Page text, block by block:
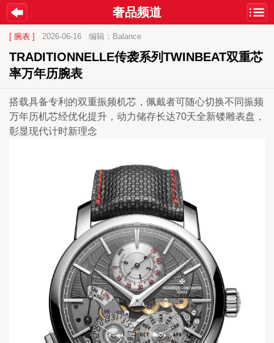
奢品频道
[ 腕表 ] 2026-06-16 编辑：Balance
TRADITIONNELLE传袭系列TWINBEAT双重芯
率万年历腕表
搭载具备专利的双重振频机芯，佩戴者可随心切换不同振频
万年历机芯经优化提升，动力储存长达70天全新镂雕表盘，
彰显现代计时新理念